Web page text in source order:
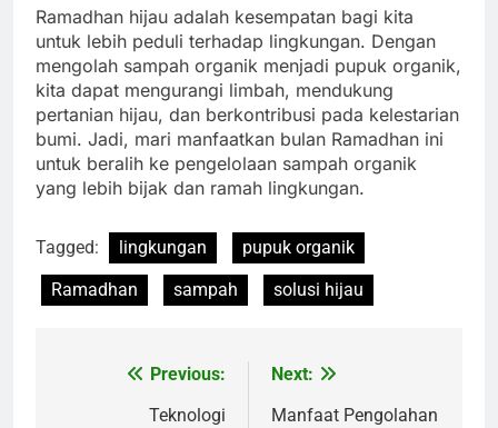
Ramadhan hijau adalah kesempatan bagi kita
untuk lebih peduli terhadap lingkungan. Dengan
mengolah sampah organik menjadi pupuk organik,
kita dapat mengurangi limbah, mendukung
pertanian hijau, dan berkontribusi pada kelestarian
bumi. Jadi, mari manfaatkan bulan Ramadhan ini
untuk beralih ke pengelolaan sampah organik
yang lebih bijak dan ramah lingkungan.
Tagged: lingkungan
pupuk organik
Ramadhan
sampah solusi hijau
NavigasiPrevious:
Teknologi
Next:
Manfaat Pengolahan